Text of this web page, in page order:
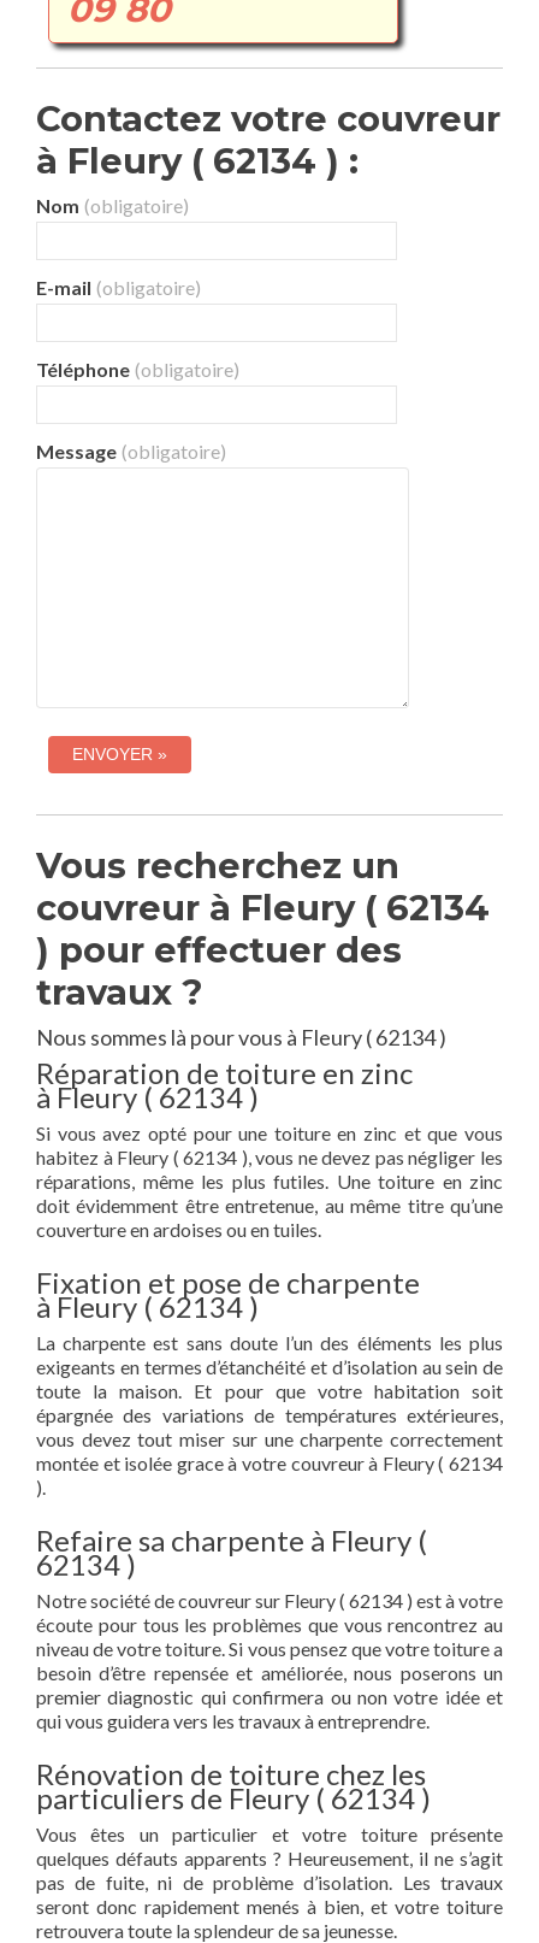
09 80
Contactez votre couvreur
à Fleury ( 62134 ) :
Nom (obligatoire)
E-mail (obligatoire)
Téléphone (obligatoire)
Message (obligatoire)
Vous recherchez un
couvreur à Fleury ( 62134
) pour effectuer des
travaux ?
Nous sommes là pour vous à Fleury ( 62134 )
Réparation de toiture en zinc
à Fleury ( 62134 )
Si vous avez opté pour une toiture en zinc et que vous
habitez à Fleury ( 62134 ), vous ne devez pas négliger les
réparations, même les plus futiles. Une toiture en zinc
doit évidemment être entretenue, au même titre qu’une
couverture en ardoises ou en tuiles.
Fixation et pose de charpente
à Fleury ( 62134 )
La charpente est sans doute l’un des éléments les plus
exigeants en termes d’étanchéité et d’isolation au sein de
toute la maison. Et pour que votre habitation soit
épargnée des variations de températures extérieures,
vous devez tout miser sur une charpente correctement
montée et isolée grace à votre couvreur à Fleury ( 62134
).
Refaire sa charpente à Fleury (
62134 )
Notre société de couvreur sur Fleury ( 62134 ) est à votre
écoute pour tous les problèmes que vous rencontrez au
niveau de votre toiture. Si vous pensez que votre toiture a
besoin d’être repensée et améliorée, nous poserons un
premier diagnostic qui confirmera ou non votre idée et
qui vous guidera vers les travaux à entreprendre.
Rénovation de toiture chez les
particuliers de Fleury ( 62134 )
Vous êtes un particulier et votre toiture présente
quelques défauts apparents ? Heureusement, il ne s’agit
pas de fuite, ni de problème d’isolation. Les travaux
seront donc rapidement menés à bien, et votre toiture
retrouvera toute la splendeur de sa jeunesse.